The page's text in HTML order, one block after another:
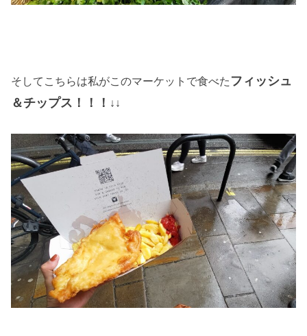
そしてこちらは私がこのマーケットで食べた フィッシュ
＆チップス！！！ ↓↓